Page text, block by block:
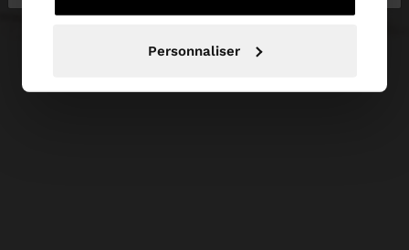
Personnaliser